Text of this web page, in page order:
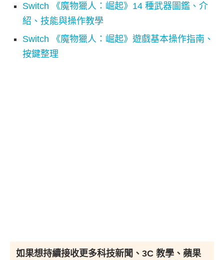
Switch 《魔物獵人：崛起》14 種武器圖鑑、介
紹、技能與操作教學
Switch 《魔物獵人：崛起》遊戲基本操作指南、
按鍵整理
如果想持續接收更多科技新聞、3C 教學、蘋果